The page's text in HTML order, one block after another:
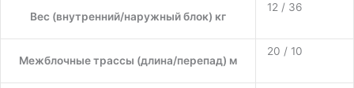
Вес (внутренний/наружный блок) кг
12 / 36
Межблочные трассы (длина/перепад) м
20 / 10